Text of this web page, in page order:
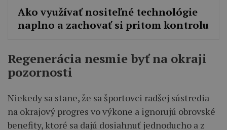
Ako využívať nositeľné technológie
naplno a zachovať si pritom kontrolu
Regenerácia nesmie byť na okraji
pozornosti
Niekedy sa stane, že sa športovci radšej sústredia
na okrajový progres vo výkone a ignorujú obrovské
benefity, ktoré sa dajú dosiahnuť jednoducho a z